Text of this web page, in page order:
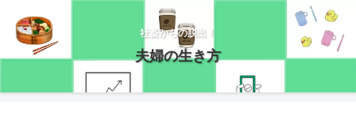
社畜からの脱出！
夫婦の生き方